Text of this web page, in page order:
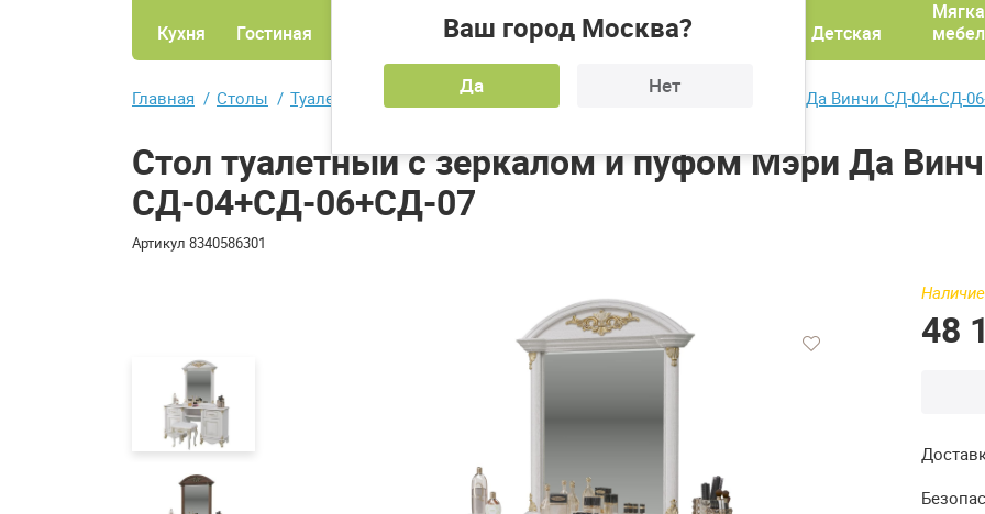
Ваш город Москва?
Да Нет
Кухня Гостиная Спальня
кабинет
Детская
Главная Столы Туалетные столики Стол туалетный с зеркалом и пуфом Мэри Да Винчи СД-04+СД-
Стол туалетный с зеркалом и пуфом Мэри Да
СД-04+СД-06+СД-07
Артикул 8340586301
48